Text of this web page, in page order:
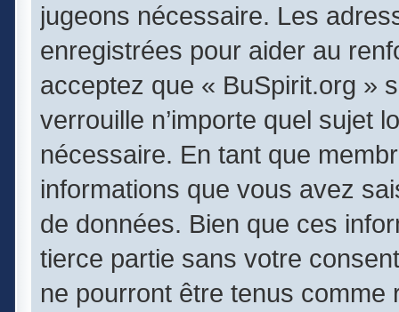
jugeons nécessaire. Les
enregistrées pour aider au
acceptez que « BuSpirit.org »
verrouille n’importe quel sujet
nécessaire. En tant que
informations que vous avez
de données. Bien que ces
tierce partie sans votre
ne pourront être tenus